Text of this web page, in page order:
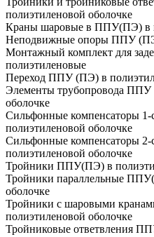
полиэтиленовой оболочке
Краны шаровые в ППУ(ПЭ) в
Неподвижные опоры ППУ
Монтажный комплект для
полиэтиленовые
Переход ППУ (ПЭ) в
Элементы трубопровода
оболочке
Сильфонные компенсаторы
полиэтиленовой оболочке
Сильфонные компенсаторы
полиэтиленовой оболочке
Тройники ППУ(ПЭ) в
Тройники параллельные
оболочке
Тройники с шаровыми
полиэтиленовой оболочке
Тройниковые ответвления